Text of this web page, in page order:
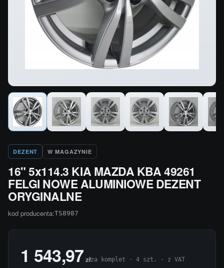
DEZENT W MAGAZYNIE
16" 5x114.3 KIA MAZDA KBA 49261
FELGI NOWE ALUMINIOWE DEZENT
ORYGINALNE
kod producenta:TS8987
1 543,97 złza komplet · 4 szt. · z VAT